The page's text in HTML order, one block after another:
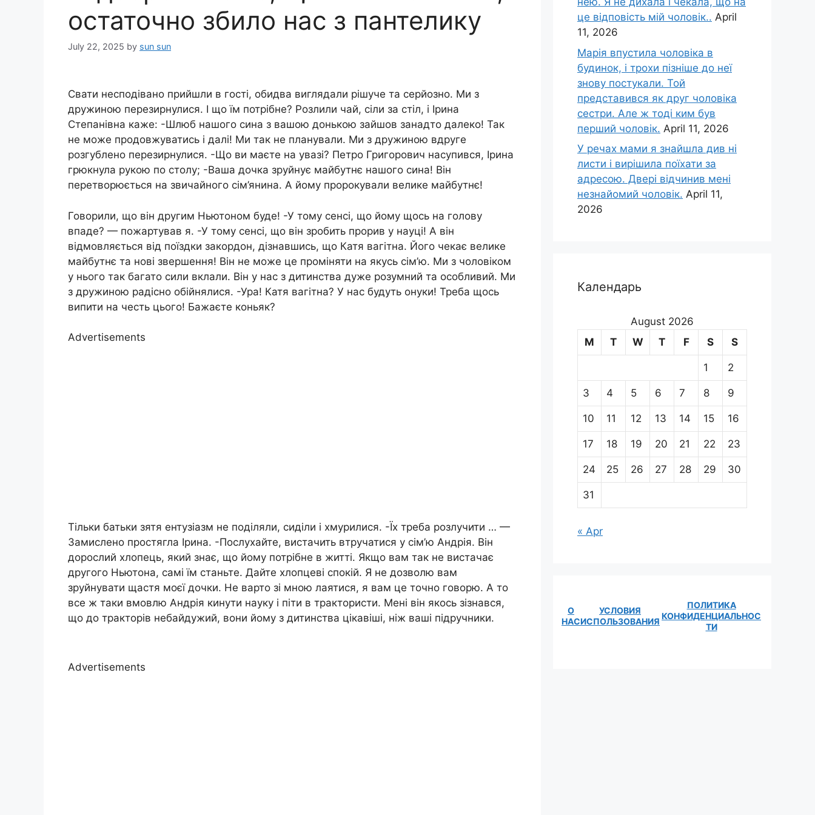
остаточно збило нас з пантелику
July 22, 2025 by sun sun
Свати несподівано прийшли в гості, обидва виглядали рішуче та серйозно. Ми з
дружиною перезирнулися. І що їм потрібне? Розлили чай, сіли за стіл, і Ірина
Степанівна каже: -Шлюб нашого сина з вашою донькою зайшов занадто далеко! Так
не може продовжуватись і далі! Ми так не планували. Ми з дружиною вдруге
розгублено перезирнулися. -Що ви маєте на увазі? Петро Григорович насупився, Ірина
грюкнула рукою по столу; -Ваша дочка зруйнує майбутнє нашого сина! Він
перетворюється на звичайного сім’янина. А йому пророкували велике майбутнє!
Говорили, що він другим Ньютоном буде! -У тому сенсі, що йому щось на голову
впаде? — пожартував я. -У тому сенсі, що він зробить прорив у науці! А він
відмовляється від поїздки закордон, дізнавшись, що Катя вагітна. Його чекає велике
майбутнє та нові звершення! Він не може це проміняти на якусь сім’ю. Ми з чоловіком
у нього так багато сили вклали. Він у нас з дитинства дуже розумний та особливий. Ми
з дружиною радісно обійнялися. -Ура! Катя вагітна? У нас будуть онуки! Треба щось
випити на честь цього! Бажаєте коньяк?
Advertisements
Тільки батьки зятя ентузіазм не поділяли, сиділи і хмурилися. -Їх треба розлучити … —
Замислено простягла Ірина. -Послухайте, вистачить втручатися у сім’ю Андрія. Він
дорослий хлопець, який знає, що йому потрібне в житті. Якщо вам так не вистачає
другого Ньютона, самі їм станьте. Дайте хлопцеві спокій. Я не дозволю вам
зруйнувати щастя моєї дочки. Не варто зі мною лаятися, я вам це точно говорю. А то
все ж таки вмовлю Андрія кинути науку і піти в трактористи. Мені він якось зізнався,
що до тракторів небайдужий, вони йому з дитинства цікавіші, ніж ваші підручники.
Advertisements
це відповість мій чоловік.. April
11, 2026
Марія впустила чоловіка в
будинок, і трохи пізніше до неї
знову постукали. Той
представився як друг чоловіка
сестри. Але ж тоді ким був
перший чоловік. April 11, 2026
У речах мами я знайшла див ні
листи і вирішила поїхати за
адресою. Двері відчинив мені
незнайомий чоловік. April 11,
2026
Календарь
August 2026
M
T W T F S S
1 2
3 4 5 6 7 8 9
10 11 12 13 14 15 16
17 18 19 20 21 22 23
24 25 26 27 28 29 30
31
« Apr
О
НАС
УСЛОВИЯ
ИСПОЛЬЗОВАНИЯ
ПОЛИТИКА
КОНФИДЕНЦИАЛЬНОС
ТИ